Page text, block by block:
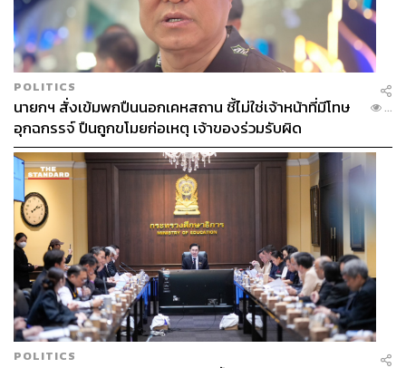
POLITICS
นายกฯ สั่งเข้มพกปืนนอกเคหสถาน ชี้ไม่ใช่เจ้าหน้าที่มีโทษ
อุกฉกรรจ์ ปืนถูกขโมยก่อเหตุ เจ้าของร่วมรับผิด
...
POLITICS